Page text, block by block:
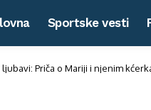
Sportske vesti
ljubavi: Priča o Mariji i njenim